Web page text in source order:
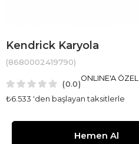
Kendrick Karyola
(8680002419790)
0.0
₺6.533 'den başlayan taksitlerle
ONLINE'A ÖZEL